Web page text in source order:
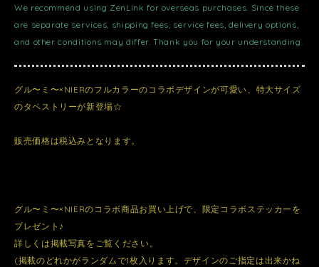
We recommend using ZenLink for overseas purchases. Since these
are separate services, shipping fees, service fees, delivery options,
and other conditions may differ. Thank you for your understanding.
グル〜ミ〜×NIERのフルカラーのコラボデザインが可愛い、特大サイズ
のタペストリーが新登場☆
販売価格は税込みとなります。
グル〜ミ〜×NIERのコラボ商品お買い上げで、限定コラボステッカーを
プレゼント♪
詳しくは掲載写真をご覧ください。
(掲載のどれかがランダムで1枚入ります。デザインのご指定は出来かね